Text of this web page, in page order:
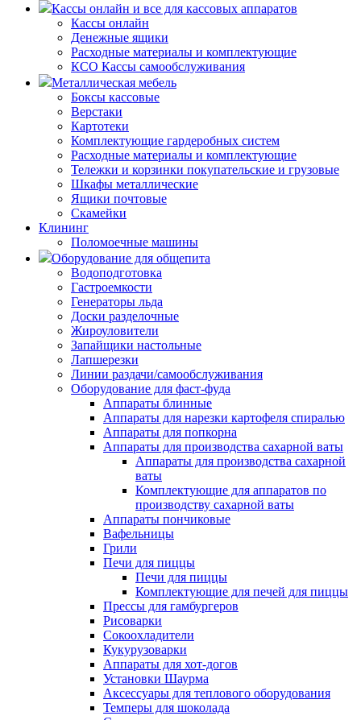
Кассы онлайн и все для кассовых аппаратов
Кассы онлайн
Денежные ящики
Расходные материалы и комплектующие
КСО Кассы самообслуживания
Металлическая мебель
Боксы кассовые
Верстаки
Картотеки
Комплектующие гардеробных систем
Расходные материалы и комплектующие
Тележки и корзинки покупательские и грузовые
Шкафы металлические
Ящики почтовые
Скамейки
Клининг
Поломоечные машины
Оборудование для общепита
Водоподготовка
Гастроемкости
Генераторы льда
Доски разделочные
Жироуловители
Запайщики настольные
Лапшерезки
Линии раздачи/самообслуживания
Оборудование для фаст-фуда
Аппараты блинные
Аппараты для нарезки картофеля спиралью
Аппараты для попкорна
Аппараты для производства сахарной ваты
Аппараты для производства сахарной
ваты
Комплектующие для аппаратов по
производству сахарной ваты
Аппараты пончиковые
Вафельницы
Грили
Печи для пиццы
Печи для пиццы
Комплектующие для печей для пиццы
Прессы для гамбургеров
Рисоварки
Сокоохладители
Кукурузоварки
Аппараты для хот-догов
Установки Шаурма
Аксессуары для теплового оборудования
Темперы для шоколада